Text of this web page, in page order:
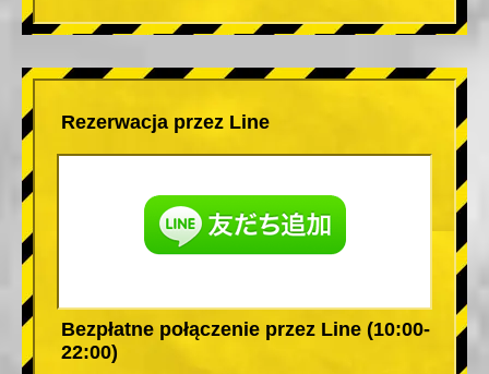
Rezerwacja przez Line
Bezpłatne połączenie przez Line (10:00-
22:00)